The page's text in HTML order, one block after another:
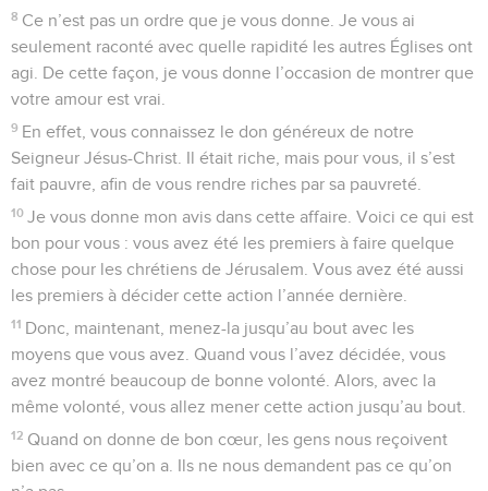
8 Ce n’est pas un ordre que je vous donne. Je vous ai
seulement raconté avec quelle rapidité les autres Églises ont
agi. De cette façon, je vous donne l’occasion de montrer que
votre amour est vrai.
9 En effet, vous connaissez le don généreux de notre
Seigneur Jésus-Christ. Il était riche, mais pour vous, il s’est
fait pauvre, afin de vous rendre riches par sa pauvreté.
10 Je vous donne mon avis dans cette affaire. Voici ce qui est
bon pour vous : vous avez été les premiers à faire quelque
chose pour les chrétiens de Jérusalem. Vous avez été aussi
les premiers à décider cette action l’année dernière.
11 Donc, maintenant, menez-la jusqu’au bout avec les
moyens que vous avez. Quand vous l’avez décidée, vous
avez montré beaucoup de bonne volonté. Alors, avec la
même volonté, vous allez mener cette action jusqu’au bout.
12 Quand on donne de bon cœur, les gens nous reçoivent
bien avec ce qu’on a. Ils ne nous demandent pas ce qu’on